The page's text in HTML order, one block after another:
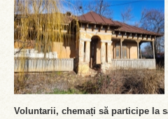
Voluntarii, chemați să participe la